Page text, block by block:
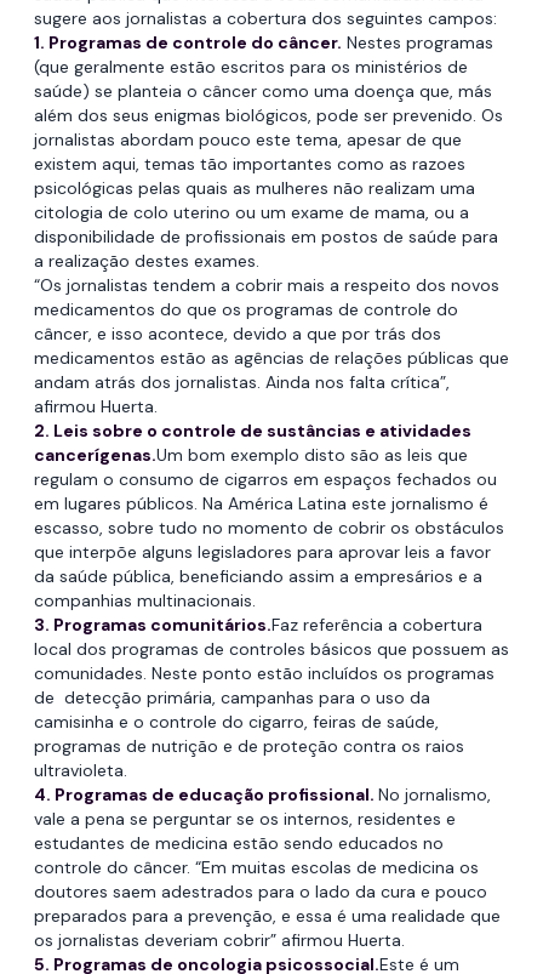
sugere aos jornalistas a cobertura dos seguintes campos:
1. Programas de controle do câncer. Nestes programas
(que geralmente estão escritos para os ministérios de
saúde) se planteia o câncer como uma doença que, más
além dos seus enigmas biológicos, pode ser prevenido. Os
jornalistas abordam pouco este tema, apesar de que
existem aqui, temas tão importantes como as razoes
psicológicas pelas quais as mulheres não realizam uma
citologia de colo uterino ou um exame de mama, ou a
disponibilidade de profissionais em postos de saúde para
a realização destes exames.
“Os jornalistas tendem a cobrir mais a respeito dos novos
medicamentos do que os programas de controle do
câncer, e isso acontece, devido a que por trás dos
medicamentos estão as agências de relações públicas que
andam atrás dos jornalistas. Ainda nos falta crítica”,
afirmou Huerta.
2. Leis sobre o controle de sustâncias e atividades
cancerígenas.Um bom exemplo disto são as leis que
regulam o consumo de cigarros em espaços fechados ou
em lugares públicos. Na América Latina este jornalismo é
escasso, sobre tudo no momento de cobrir os obstáculos
que interpõe alguns legisladores para aprovar leis a favor
da saúde pública, beneficiando assim a empresários e a
companhias multinacionais.
3. Programas comunitários.Faz referência a cobertura
local dos programas de controles básicos que possuem as
comunidades. Neste ponto estão incluídos os programas
de detecção primária, campanhas para o uso da
camisinha e o controle do cigarro, feiras de saúde,
programas de nutrição e de proteção contra os raios
ultravioleta.
4. Programas de educação profissional. No jornalismo,
vale a pena se perguntar se os internos, residentes e
estudantes de medicina estão sendo educados no
controle do câncer. “Em muitas escolas de medicina os
doutores saem adestrados para o lado da cura e pouco
preparados para a prevenção, e essa é uma realidade que
os jornalistas deveriam cobrir” afirmou Huerta.
5. Programas de oncologia psicossocial.Este é um